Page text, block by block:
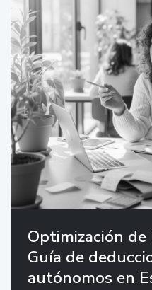
Optimización
Guía de
autónomos en